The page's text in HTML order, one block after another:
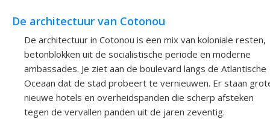
De architectuur van Cotonou
De architectuur in Cotonou is een mix van koloniale resten,
betonblokken uit de socialistische periode en moderne
ambassades. Je ziet aan de boulevard langs de Atlantische
Oceaan dat de stad probeert te vernieuwen. Er staan
nieuwe hotels en overheidspanden die scherp afsteken
tegen de vervallen panden uit de jaren zeventig.